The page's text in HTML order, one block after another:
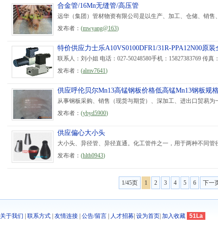
合金管/16Mn无缝管/高压管
远华（集团）管材物资有限公司是以生产、加工、仓储、销
发布者： (mwyang@163)
特价供应力士乐A10VS0100DFR1/31R-PPA12N00原装
联系人：刘小姐 电话：027-50248580手机：15827383769 传真
发布者： (almv7641)
供应呼伦贝尔Mn13高锰钢板价格低高锰Mn13钢板规
从事钢板采购、销售（现货与期货）、深加工、进出口贸易
发布者： (ybyd5900)
供应偏心大小头
大小头、异径管、异径直通。化工管件之一，用于两种不同
发布者： (hlth0943)
1/45页 1 2 3 4 5 6 下一
关于我们 联系方式 友情连接 公告/留言 人才招募 设为首页 加入收藏 51La